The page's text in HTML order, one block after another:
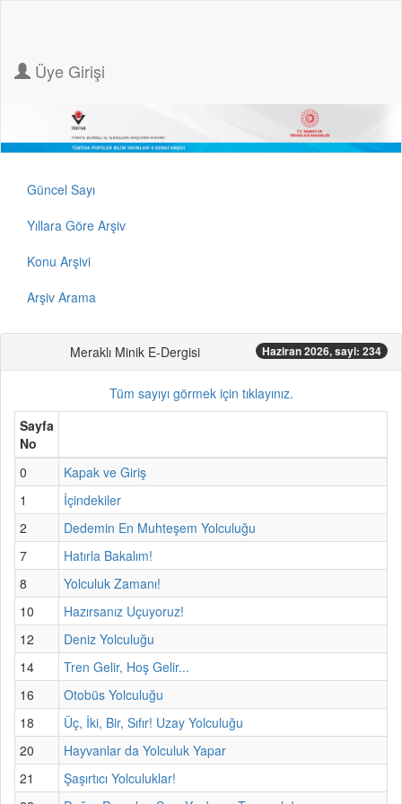
Üye Girişi
Güncel Sayı
Yıllara Göre Arşiv
Konu Arşivi
Arşiv Arama
Meraklı Minik E-Dergisi Haziran 2026, sayi: 234
Tüm sayıyı görmek için tıklayınız.
Sayfa
No
0
Kapak ve Giriş
1
İçindekiler
2
Dedemin En Muhteşem Yolculuğu
7
Hatırla Bakalım!
8
Yolculuk Zamanı!
10
Hazırsanız Uçuyoruz!
12
Deniz Yolculuğu
14
Tren Gelir, Hoş Gelir...
16
Otobüs Yolculuğu
18
Üç, İki, Bir, Sıfır! Uzay Yolculuğu
20
Hayvanlar da Yolculuk Yapar
21
Şaşırtıcı Yolculuklar!